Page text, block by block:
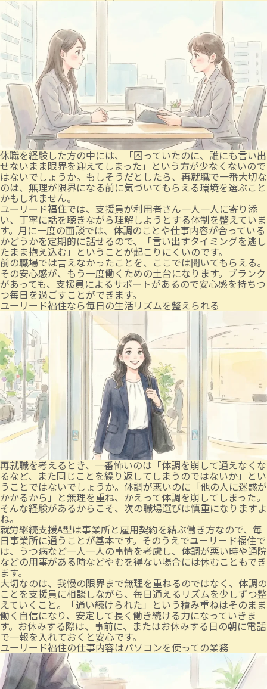
休職を経験した方の中には、「困っていたのに、誰にも言い出
せないまま限界を迎えてしまった」という方が少なくないので
はないでしょうか。もしそうだとしたら、再就職で一番大切な
のは、無理が限界になる前に気づいてもらえる環境を選ぶこと
かもしれません。
ユーリード福住では、支援員が利用者さん一人一人に寄り添
い、丁寧に話を聴きながら理解しようとする体制を整えていま
す。月に一度の面談では、体調のことや仕事内容が合っている
かどうかを定期的に話せるので、「言い出すタイミングを逃し
たまま抱え込む」ということが起こりにくいのです。
前の職場では言えなかったことを、ここでは聞いてもらえる。
その安心感が、もう一度働くための土台になります。ブランク
があっても、支援員によるサポートがあるので安心感を持ちつ
つ毎日を過ごすことができます。
ユーリード福住なら毎日の生活リズムを整えられる
再就職を考えるとき、一番怖いのは「体調を崩して通えなくな
るなど、また同じことを繰り返してしまうのではないか」とい
うことではないでしょうか。体調が悪いのに「他の人に迷惑が
かかるから」と無理を重ね、かえって体調を崩してしまった。
そんな経験があるからこそ、次の職場選びは慎重になりますよ
ね。
就労継続支援A型は事業所と雇用契約を結ぶ働き方なので、毎
日事業所に通うことが基本です。そのうえでユーリード福住で
は、うつ病など一人一人の事情を考慮し、体調が悪い時や通院
などの用事がある時などやむを得ない場合には休むこともでき
ます。
大切なのは、我慢の限界まで無理を重ねるのではなく、体調の
ことを支援員に相談しながら、毎日通えるリズムを少しずつ整
えていくこと。「通い続けられた」という積み重ねはそのまま
働く自信になり、安定して長く働き続ける力になっていきま
す。お休みする際は、事前に、またはお休みする日の朝に電話
で一報を入れておくと安心です。
ユーリード福住の仕事内容はパソコンを使っての業務